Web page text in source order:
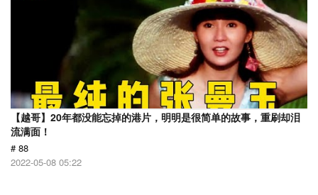
【越哥】20年都没能忘掉的港片，明明是很简单的故事，重刷却泪
流满面！
# 88
2022-05-08 05:22